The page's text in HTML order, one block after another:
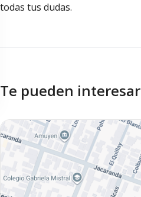
todas tus dudas.
Te pueden interesar